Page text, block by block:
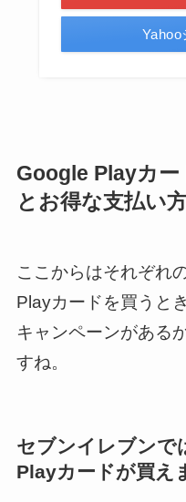
Yahoo
Google Playカ
とお得な支払い
ここからはそれぞれ
Playカードを買うと
キャンペーンがある
すね。
セブンイレブン
Playカードが買え